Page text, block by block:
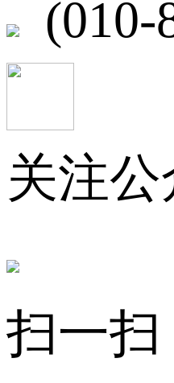
(010-
关注
扫一扫